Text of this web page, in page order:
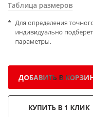
Таблица размеров
Для определения
индивидуально
параметры.
ДОБАВИТЬ В
КУПИТЬ В 1 КЛИК